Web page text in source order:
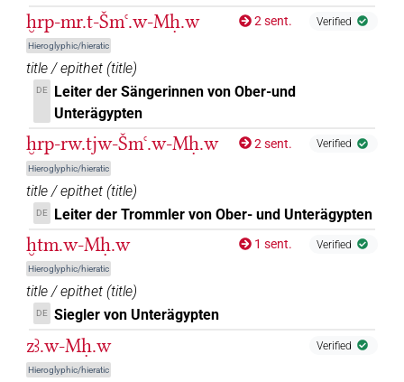
ḫrp-mr.t-Šmꜥ.w-Mḥ.w
Hieroglyphic/hieratic
2 sent. Verified
title / epithet (title)
DE
Leiter der Sängerinnen von Ober-und
Unterägypten
ḫrp-rw.tjw-Šmꜥ.w-Mḥ.w
Hieroglyphic/hieratic
2 sent. Verified
title / epithet (title)
DE Leiter der Trommler von Ober- und Unterägypten
ḫtm.w-Mḥ.w
Hieroglyphic/hieratic
1 sent. Verified
title / epithet (title)
DE Siegler von Unterägypten
zꜣ.w-Mḥ.w
Hieroglyphic/hieratic
Verified